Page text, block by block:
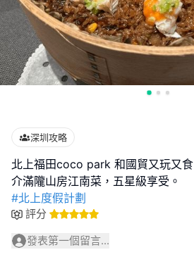
深圳攻略
北上福田coco park 和國貿又玩又
#北上度假計劃
評分
發表第一個留言...